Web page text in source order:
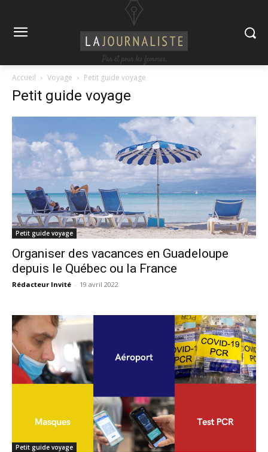
Accueil Voyage Petit guide voyage
Petit guide voyage
Petit guide voyage
Organiser des vacances en Guadeloupe
depuis le Québec ou la France
Rédacteur Invité - 19 avril 2022
Petit guide voyage